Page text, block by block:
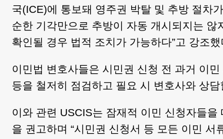
국(ICE)에 통보돼 영주권 박탈 및 추방 절차
순한 기각만으로 추방이 자동 개시되지는 않
확인될 경우 법적 조치가 가능하다”고 강조했
이민법 변호사들은 시민권 신청 전 과거 이
등을 철저히 점검하고 필요 시 변호사와 상
이와 관련 USCIS는 잠재적 이민 신청자들을
을 권고하며 “시민권 신청서 등 모든 이민 서